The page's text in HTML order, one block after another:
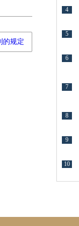
的规定
4
5
6
7
8
9
10